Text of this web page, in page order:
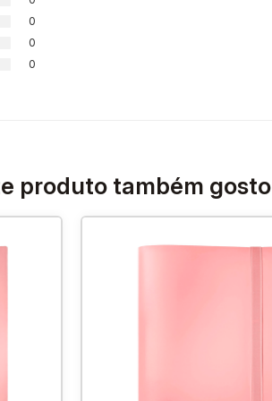
0
0
0
produto também